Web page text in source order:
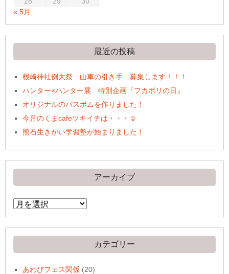
« 5月
最近の投稿
根崎神社例大祭 山車の引き手 募集します！！！
ハンター×ハンター展 特別企画『フカボリの日』
オリジナルのバスボムを作りました！
今月のくまcafeツキイチは・・・☺
熊石生きがい学習塾が始まりました！
アーカイブ
ア
ー
イ
ブ
カテゴリー
あわびフェス関係 (20)